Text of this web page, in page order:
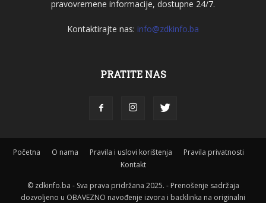
pravovremene informacije, dostupne 24/7.
Kontaktirajte nas: info@zdkinfo.ba
PRATITE NAS
Početna O nama Pravila i uslovi korištenja
Pravila privatnosti
Kontakt
© zdkinfo.ba - Sva prava pridržana 2025. - Prenošenje sadržaja
dozvoljeno u OBAVEZNO navođenje izvora i backlinka na originalni